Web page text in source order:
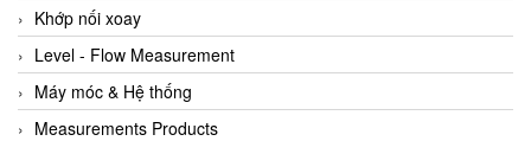
Khớp nối xoay
Level - Flow Measurement
Máy móc & Hệ thống
Measurements Products